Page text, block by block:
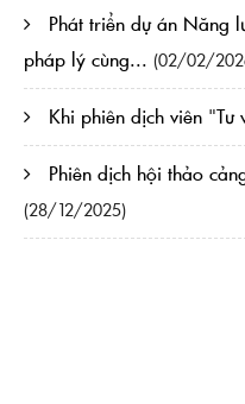
Phát triển dự án Năng
pháp lý cùng... (02/02/
Khi phiên dịch viên "Tư
Phiên dịch hội thảo
(28/12/2025)